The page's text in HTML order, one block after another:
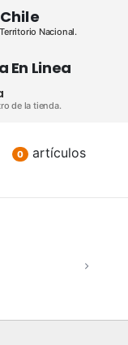
Nacional.
En Linea
de la tienda.
0 artículos